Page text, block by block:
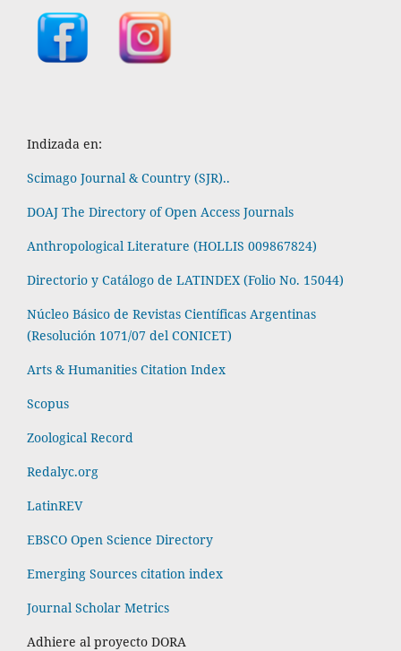
Indizada en:
Scimago Journal & Country (SJR)..
DOAJ The Directory of Open Access Journals
Anthropological Literature (HOLLIS 009867824)
Directorio y Catálogo de LATINDEX (Folio No. 15044)
Núcleo Básico de Revistas Científicas Argentinas
(Resolución 1071/07 del CONICET)
Arts & Humanities Citation Index
Scopus
Zoological Record
Redalyc.org
LatinREV
EBSCO Open Science Directory
Emerging Sources citation index
Journal Scholar Metrics
Adhiere al proyecto DORA